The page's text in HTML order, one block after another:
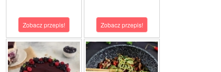
Zobacz przepis! Zobacz przepis!